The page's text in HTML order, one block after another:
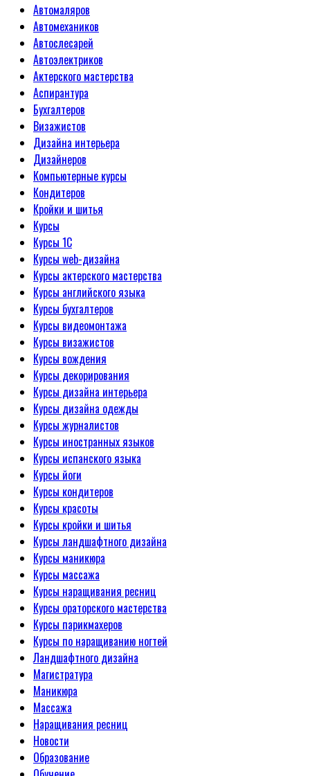
Автомаляров
Автомехаников
Автослесарей
Автоэлектриков
Актерского мастерства
Аспирантура
Бухгалтеров
Визажистов
Дизайна интерьера
Дизайнеров
Компьютерные курсы
Кондитеров
Кройки и шитья
Курсы
Курсы 1С
Курсы web-дизайна
Курсы актерского мастерства
Курсы английского языка
Курсы бухгалтеров
Курсы видеомонтажа
Курсы визажистов
Курсы вождения
Курсы декорирования
Курсы дизайна интерьера
Курсы дизайна одежды
Курсы журналистов
Курсы иностранных языков
Курсы испанского языка
Курсы йоги
Курсы кондитеров
Курсы красоты
Курсы кройки и шитья
Курсы ландшафтного дизайна
Курсы маникюра
Курсы массажа
Курсы наращивания ресниц
Курсы ораторского мастерства
Курсы парикмахеров
Курсы по наращиванию ногтей
Ландшафтного дизайна
Магистратура
Маникюра
Массажа
Наращивания ресниц
Новости
Образование